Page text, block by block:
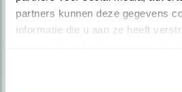
partners kunnen deze gegevens
informatie die u aan ze heeft